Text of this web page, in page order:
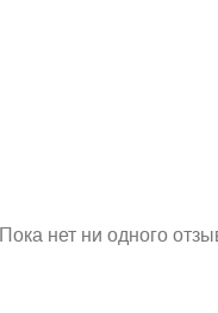
Пока нет ни одного